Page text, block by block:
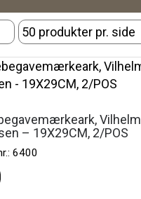
Vilhelm
– 19X29CM, 2/POS
6400